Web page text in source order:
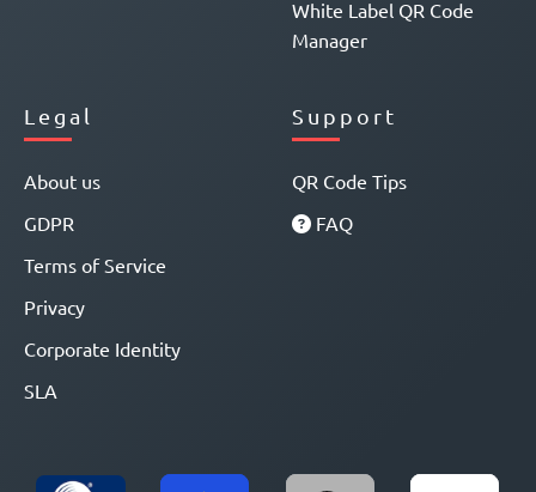
White Label QR Code
Manager
Legal
About us
GDPR
Terms of Service
Privacy
Corporate Identity
SLA
Support
QR Code Tips
FAQ